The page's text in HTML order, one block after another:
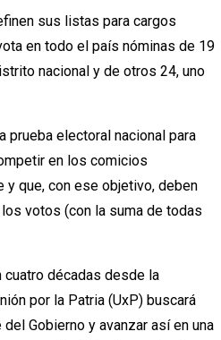
sus listas para cargos
en todo el país nóminas de 19
nacional y de otros 24, uno
prueba electoral nacional para
en los comicios
y que, con ese objetivo, deben
votos (con la suma de todas
cuatro décadas desde la
por la Patria (UxP) buscará
Gobierno y avanzar así en una